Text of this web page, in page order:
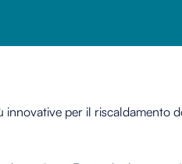
per il riscaldamento